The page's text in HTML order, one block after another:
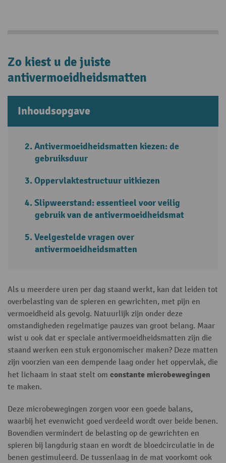
Zo kiest u de juiste
antivermoeidheidsmatten
Inhoudsopgave
Antivermoeidheidsmatten kiezen: de
gebruiksduur
Oppervlaktestructuur uitkiezen
Slipweerstand: essentieel voor veilig
gebruik van de antivermoeidheidsmat
Veelgestelde vragen over
antivermoeidheidsmatten
Als u meerdere uren per dag staand werkt, kan dat leiden tot
overbelasting van de spieren en gewrichten, met pijn en
vermoeidheid als gevolg. Natuurlijk zijn onder deze
omstandigheden regelmatige pauzes van groot belang. Maar
wist u ook dat er speciale antivermoeidheidsmatten zijn die
staand werken een stuk ergonomischer maken? Deze matten
zijn voorzien van een dempende laag onder het oppervlak, die
het lichaam in staat stelt om constante microbewegingen
te maken.
Deze microbewegingen zorgen voor een goede balans,
waarbij het evenwicht goed verdeeld wordt over beide benen.
Bovendien vermindert de belasting op de gewrichten en
spieren bij langdurig staan en wordt de bloedcirculatie in de
benen gestimuleerd. De tussenlaag in de mat voorkomt ook